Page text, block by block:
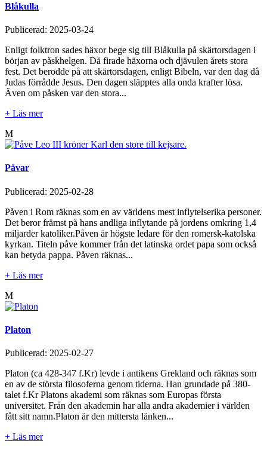
Blåkulla
Publicerad: 2025-03-24
Enligt folktron sades häxor bege sig till Blåkulla på skärtorsdagen i
början av påskhelgen. Då firade häxorna och djävulen årets stora
fest. Det berodde på att skärtorsdagen, enligt Bibeln, var den dag då
Judas förrådde Jesus. Den dagen släpptes alla onda krafter lösa.
Även om påsken var den stora...
+ Läs mer
M
Påvar
Publicerad: 2025-02-28
Påven i Rom räknas som en av världens mest inflytelserika personer.
Det beror främst på hans andliga inflytande på jordens omkring 1,4
miljarder katoliker.Påven är högste ledare för den romersk-katolska
kyrkan. Titeln påve kommer från det latinska ordet papa som också
kan betyda pappa. Påven räknas...
+ Läs mer
M
Platon
Publicerad: 2025-02-27
Platon (ca 428-347 f.Kr) levde i antikens Grekland och räknas som
en av de största filosoferna genom tiderna. Han grundade på 380-
talet f.Kr Platons akademi som räknas som Europas första
universitet. Från den akademin har alla andra akademier i världen
fått sitt namn.Platon är den mittersta länken...
+ Läs mer